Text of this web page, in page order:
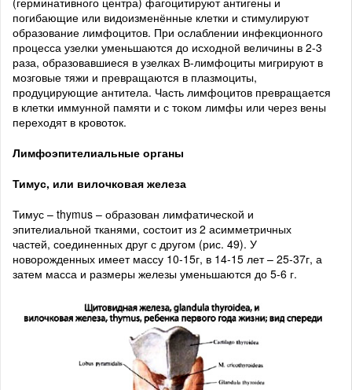
погибающие или видоизменённые клетки и стимулируют
образование лимфоцитов. При ослаблении инфекционного
процесса узелки уменьшаются до исходной величины в 2-3
раза, образовавшиеся в узелках В-лимфоциты мигрируют в
мозговые тяжи и превращаются в плазмоциты,
продуцирующие антитела. Часть лимфоцитов превращается
в клетки иммунной памяти и с током лимфы или через вены
переходят в кровоток.
Лимфоэпителиальные органы
Тимус, или вилочковая железа
Тимус – thymus – образован лимфатической и
эпителиальной тканями, состоит из 2 асимметричных
частей, соединенных друг с другом (рис. 49). У
новорожденных имеет массу 10-15г, в 14-15 лет – 25-37г, а
затем масса и размеры железы уменьшаются до 5-6 г.